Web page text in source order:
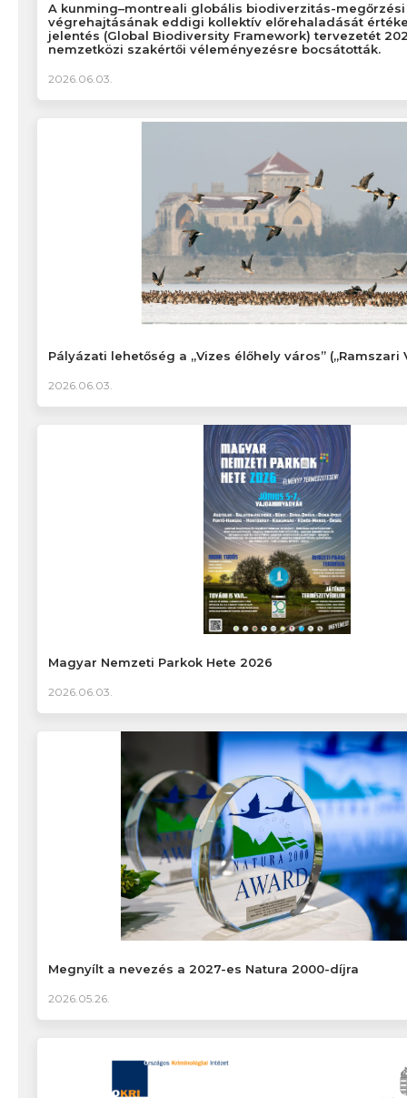
A kunming–montreali globális biodiverzitás-
végrehajtásának eddigi kollektív előrehaladását
jelentés (Global Biodiversity Framework) tervezetét
nemzetközi szakértői véleményezésre bocsátották.
2026.06.03.
Pályázati lehetőség a „Vizes élőhely város” („Ramszari
2026.06.03.
Magyar Nemzeti Parkok Hete 2026
2026.06.03.
Megnyílt a nevezés a 2027-es Natura 2000-díjra
2026.05.26.